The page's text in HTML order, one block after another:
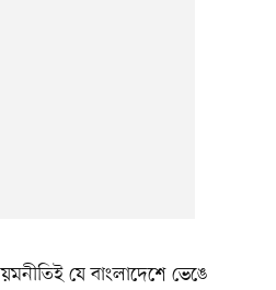
যে বাংলাদেশে ভেঙে